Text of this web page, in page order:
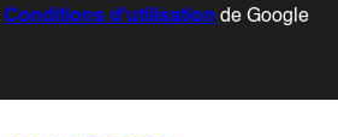
Conditions d'utilisation de Google